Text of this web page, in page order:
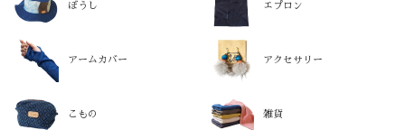
ぼうし エプロン
アームカバー アクセサリー
こもの 雑貨